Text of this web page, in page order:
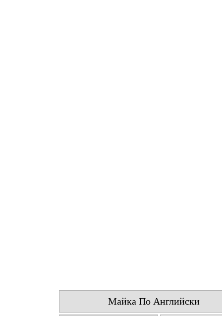
Майка По Английски